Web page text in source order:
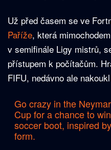
Už před časem se ve
Paříže, která
v semifinále Ligy mistrů,
přístupem k počítačům.
FIFU, nedávno ale
Go crazy in the
Cup for a chance to
soccer boot, inspired by
form.